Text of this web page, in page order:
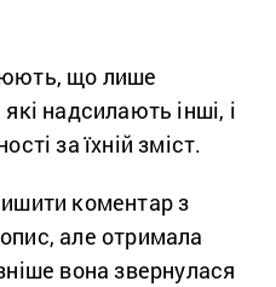
що лише
надсилають інші, і
за їхній зміст.
коментар з
але отримала
вона звернулася